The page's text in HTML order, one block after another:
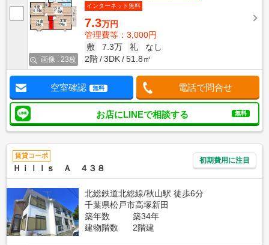
画像 : 23枚
インターネット無料
7.3万円
管理費等：3,000円
敷
7.3万 礼
なし
2階
3DK 51.8㎡
空室確認 無料 電話で問合せ
お店にLINEで相談する 無料
賃貸コーポ
Ｈｉｌｌｓ Ａ ４３８
初期費用に注目
北総鉄道北総線/秋山駅 徒歩6分
千葉県松戸市高塚新田
築年数
築34年
建物階数
2階建